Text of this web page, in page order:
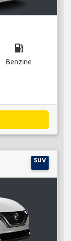
local_gas_station
Benzine
SUV